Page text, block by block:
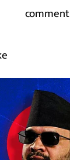
comment